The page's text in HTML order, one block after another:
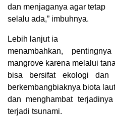
dan menjaganya agar tetap
selalu ada,” imbuhnya.
Lebih lanjut ia
menambahkan,
mangrove karena melalui
bisa bersifat ekologi dan
berkembangbiaknya biota laut
dan menghambat
terjadi tsunami.